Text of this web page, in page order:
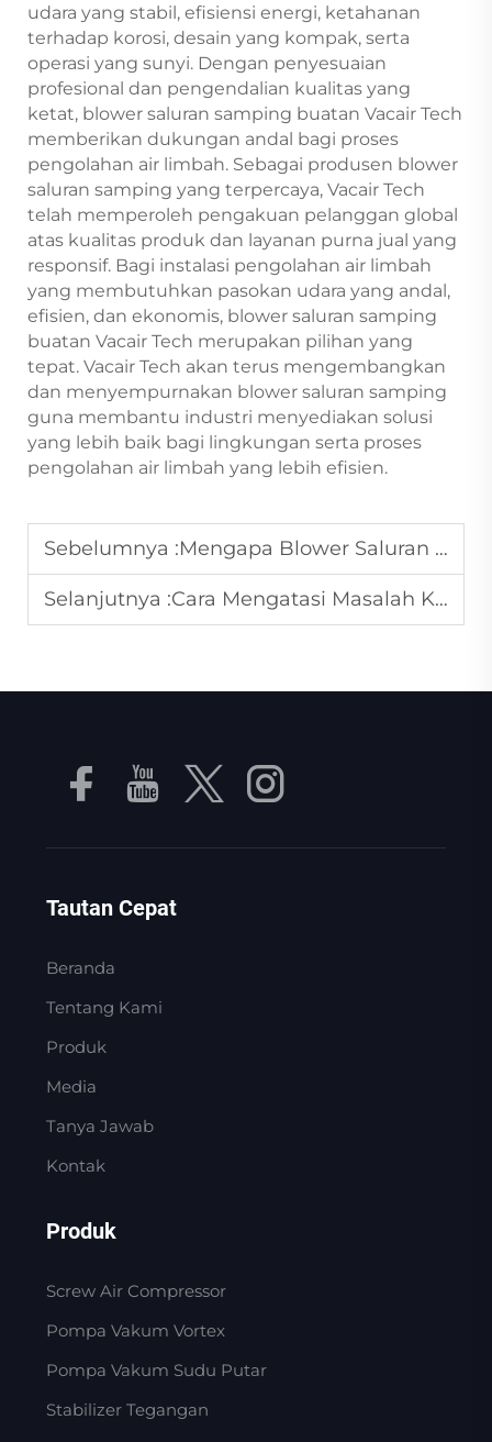
udara yang stabil, efisiensi energi, ketahanan
terhadap korosi, desain yang kompak, serta
operasi yang sunyi. Dengan penyesuaian
profesional dan pengendalian kualitas yang
ketat, blower saluran samping buatan Vacair Tech
memberikan dukungan andal bagi proses
pengolahan air limbah. Sebagai produsen blower
saluran samping yang terpercaya, Vacair Tech
telah memperoleh pengakuan pelanggan global
atas kualitas produk dan layanan purna jual yang
responsif. Bagi instalasi pengolahan air limbah
yang membutuhkan pasokan udara yang andal,
efisien, dan ekonomis, blower saluran samping
buatan Vacair Tech merupakan pilihan yang
tepat. Vacair Tech akan terus mengembangkan
dan menyempurnakan blower saluran samping
guna membantu industri menyediakan solusi
yang lebih baik bagi lingkungan serta proses
pengolahan air limbah yang lebih efisien.
Sebelumnya :Mengapa Blower Saluran Samping Tahan terhadap Debu dan Kotoran di Pabrik Pengolahan Kayu?
Selanjutnya :Cara Mengatasi Masalah Kehilangan Tekanan Umum pada Pompa Vakum?
Tautan Cepat
Beranda
Tentang Kami
Produk
Media
Tanya Jawab
Kontak
Produk
Screw Air Compressor
Pompa Vakum Vortex
Pompa Vakum Sudu Putar
Stabilizer Tegangan